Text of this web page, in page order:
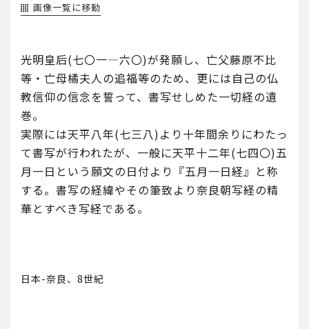
画像一覧に移動
光明皇后(七〇一―六〇)が発願し、亡父藤原不比
等・亡母橘夫人の追福等のため、更には自己の仏
教信仰の信念を誓って、書写せしめた一切経の遺
巻。
実際には天平八年(七三八)より十年間余りにわたっ
て書写が行われたが、一般に天平十二年(七四〇)五
月一日という願文の日付より『五月一日経』と称
する。書写の経緯やその筆致より奈良朝写経の精
華とすべき写経である。
日本-奈良、8世紀